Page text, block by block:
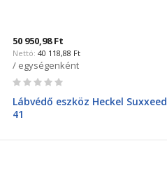
50 950,98 Ft
40 118,88 Ft
/ egységenként
Rating:
Lábvédő eszköz Heckel Suxxeed
41